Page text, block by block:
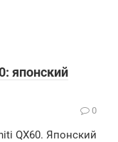
японский
0
QX60. Японский